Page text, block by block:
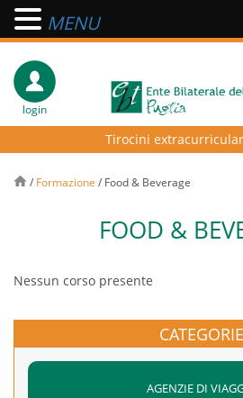
login
Tirocini extracurriculari
/ Formazione / Food & Beverage
FOOD &
Nessun corso presente
CATEGORIE
AGENZIE DI
MENU